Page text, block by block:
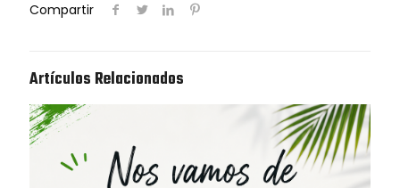
Compartir
Artículos Relacionados